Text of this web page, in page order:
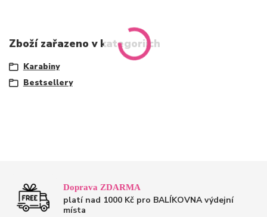
Zboží zařazeno v kategoriích
Karabiny
Bestsellery
Doprava ZDARMA
platí nad 1000 Kč pro BALÍKOVNA výdejní
místa